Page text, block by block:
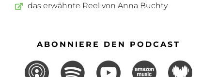
das erwähnte Reel von Anna Buchty
ABONNIERE DEN PODCAST